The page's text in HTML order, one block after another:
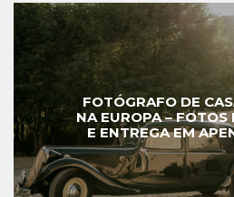
FOTÓGRAFO DE
NA EUROPA – FOTOS
E ENTREGA EM